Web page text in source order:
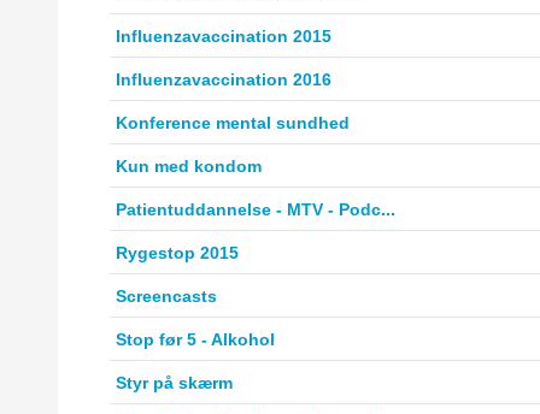
Influenzavaccination 2015
Influenzavaccination 2016
Konference mental sundhed
Kun med kondom
Patientuddannelse - MTV - Podc...
Rygestop 2015
Screencasts
Stop før 5 - Alkohol
Styr på skærm